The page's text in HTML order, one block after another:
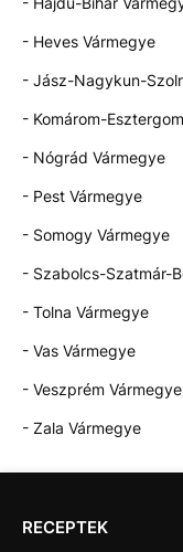
- Heves Vármegye
- Jász-Nagykun-
- Komárom-
- Nógrád Vármegye
- Pest Vármegye
- Somogy Vármegye
- Szabolcs-Szatmár-
- Tolna Vármegye
- Vas Vármegye
- Veszprém Vármegye
- Zala Vármegye
RECEPTEK